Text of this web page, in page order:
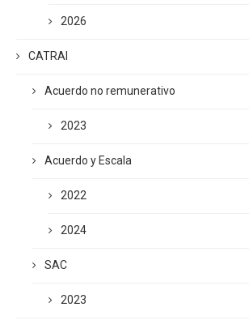
2026
CATRAI
Acuerdo no remunerativo
2023
Acuerdo y Escala
2022
2024
SAC
2023